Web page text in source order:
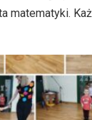
matematyki.